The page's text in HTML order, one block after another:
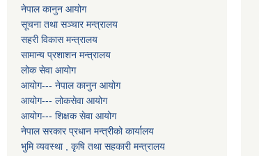
नेपाल कानुन आयोग
सूचना तथा सञ्चार मन्त्रालय
सहरी विकास मन्त्रालय
सामान्य प्रशाशन मन्त्रालय
लोक सेवा आयोग
आयोग--- नेपाल कानुन आयोग
आयोग--- लोकसेवा आयोग
आयोग--- शिक्षक सेवा आयोग
नेपाल सरकार प्रधान मन्त्रीको कार्यालय
भुमि व्यवस्था , कृषि तथा सहकारी मन्त्रालय